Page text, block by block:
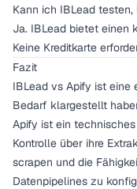
Kann ich IBLead
Ja. IBLead bietet einen
Keine Kreditkarte
Fazit
IBLead vs Apify ist eine
Bedarf klargestellt
Apify ist ein
Kontrolle über ihre
scrapen und die
Datenpipelines zu